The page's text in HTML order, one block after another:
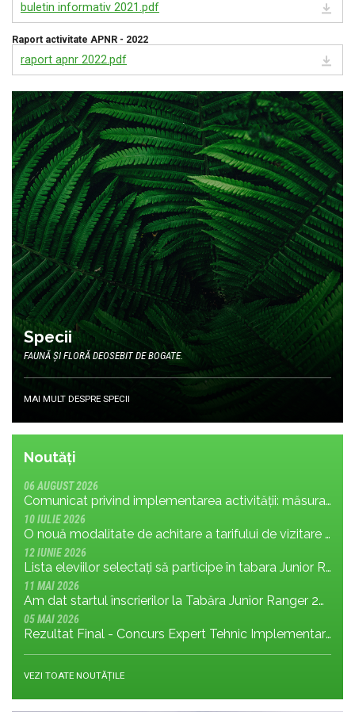
buletin informativ 2021.pdf
Raport activitate APNR - 2022
raport apnr 2022.pdf
Specii
FAUNĂ ȘI FLORĂ DEOSEBIT DE BOGATE.
MAI MULT DESPRE SPECII
Noutăți
06 AUGUST 2026
Comunicat privind implementarea activității: măsura MR.8.1.4 din planul de management; cu privire la tronsonul de drum cuprins între Baraj Gura Apelor și Cabana Rotunda
10 IULIE 2026
O nouă modalitate de achitare a tarifului de vizitare în Parcul Național Retezat
12 IUNIE 2026
Lista eleviilor selectați să participe în tabara Junior Ranger 2026
11 MAI 2026
Am dat startul înscrierilor la Tabăra Junior Ranger 2026 – Oameni conectați prin natură – tineri și comunități pentru viitorul Parcului Național Retezat
05 MAI 2026
Rezultat Final - Concurs Expert Tehnic Implementare 3 05.05.2026
VEZI TOATE NOUTĂȚILE